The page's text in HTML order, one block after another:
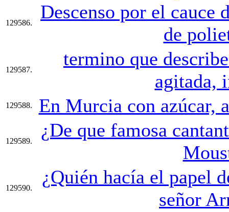
129586.
Descenso por el cauce
de
129587.
termino que
agitada,
129588. En Murcia con azúcar,
129589.
¿De que famosa
129590.
¿Quién hacía el papel
señor